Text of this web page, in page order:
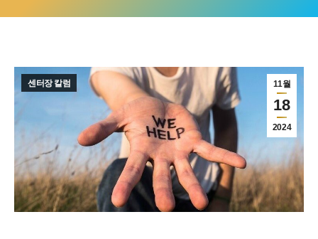
11월
18
2024
센터장 칼럼